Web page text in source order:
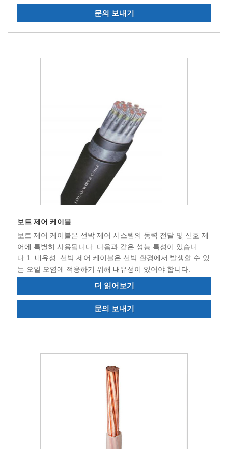
문의 보내기
보트 제어 케이블
보트 제어 케이블은 선박 제어 시스템의 동력 전달 및 신호 제
어에 특별히 사용됩니다. 다음과 같은 성능 특성이 있습니
다.1. 내유성: 선박 제어 케이블은 선박 환경에서 발생할 수 있
는 오일 오염에 적응하기 위해 내유성이 있어야 합니다.
더 읽어보기
문의 보내기